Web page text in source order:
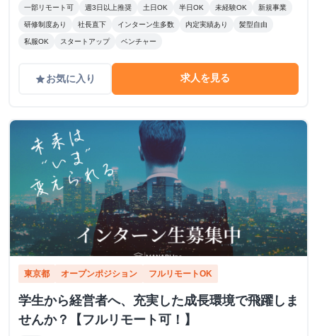
一部リモート可 週3日以上推奨 土日OK 半日OK 未経験OK 新規事業
研修制度あり 社長直下 インターン生多数 内定実績あり 髪型自由
私服OK スタートアップ ベンチャー
gradeお気に入り 求人を見る
東京都 オープンポジション フルリモートOK
学生から経営者へ、充実した成長環境で飛躍しま
せんか？【フルリモート可！】